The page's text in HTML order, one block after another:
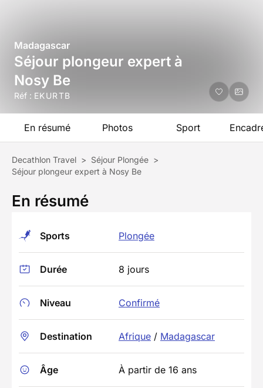
Madagascar
Séjour plongeur expert à
Nosy Be
Réf : EKURTB
En résumé Photos Sport
Decathlon Travel > Séjour Plongée >
Séjour plongeur expert à Nosy Be
En résumé
Sports Plongée
Durée 8 jours
Niveau Confirmé
Destination Afrique / Madagascar
Âge À partir de 16 ans